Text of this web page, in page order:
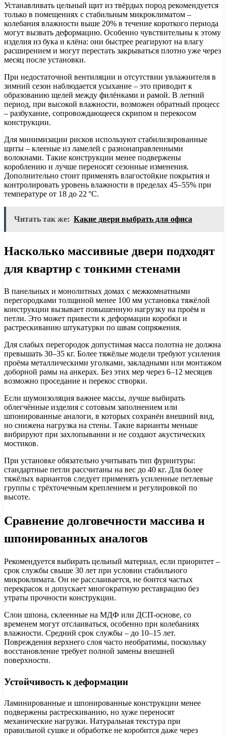
Устанавливать цельный щит из твёрдых пород рекомендуется
только в помещениях с стабильным микроклиматом –
колебания влажности выше 20% в течение короткого периода
могут вызвать деформацию. Особенно чувствительны к этому
изделия из бука и клёна: они быстрее реагируют на влагу
расширением и могут перестать закрываться плотно уже через
месяц после установки.
При недостаточной вентиляции и отсутствии увлажнителя в
зимний сезон наблюдается усыхание – это приводит к
образованию щелей между филёнками и рамой. В летний
период, при высокой влажности, возможен обратный процесс
– разбухание, сопровождающееся скрипом и перекосом
конструкции.
Для минимизации рисков используют стабилизированные
щиты – клееные из ламелей с разнонаправленными
волокнами. Такие конструкции менее подвержены
короблению и лучше переносят сезонные изменения.
Дополнительно стоит применять влагостойкие покрытия и
контролировать уровень влажности в пределах 45–55% при
температуре от 18 до 22 °C.
Читать так же: Какие двери выбрать для офиса
Насколько массивные двери подходят
для квартир с тонкими стенами
В панельных и монолитных домах с межкомнатными
перегородками толщиной менее 100 мм установка тяжёлой
конструкции вызывает повышенную нагрузку на проём и
петли. Это может привести к деформации коробки и
растрескиванию штукатурки по швам сопряжения.
Для слабых перегородок допустимая масса полотна не должна
превышать 30–35 кг. Более тяжёлые модели требуют усиления
проёма металлическими уголками, закладными или монтажом
доборной рамы на анкерах. Без этих мер через 6–12 месяцев
возможно проседание и перекос створки.
Если шумоизоляция важнее массы, лучше выбирать
облегчённые изделия с сотовым заполнением или
шпонированные аналоги, в которых сохранён внешний вид,
но снижена нагрузка на стены. Такие варианты меньше
вибрируют при захлопывании и не создают акустических
мостиков.
При установке обязательно учитывать тип фурнитуры:
стандартные петли рассчитаны на вес до 40 кг. Для более
тяжёлых вариантов следует применять усиленные петлевые
группы с трёхточечным креплением и регулировкой по
высоте.
Сравнение долговечности массива и
шпонированных аналогов
Рекомендуется выбирать цельный материал, если приоритет –
срок службы свыше 30 лет при условии стабильного
микроклимата. Он не расслаивается, не боится частых
перекрасок и допускает многократную реставрацию без
утраты прочности конструкции.
Слои шпона, склеенные на МДФ или ДСП-основе, со
временем могут отслаиваться, особенно при колебаниях
влажности. Средний срок службы – до 10–15 лет.
Повреждения верхнего слоя часто необратимы, поскольку
восстановление требует полной замены внешней
поверхности.
Устойчивость к деформации
Ламинированные и шпонированные конструкции менее
подвержены растрескиванию, но хуже переносят
механические нагрузки. Натуральная текстура при
правильной сушке и обработке не коробится даже через